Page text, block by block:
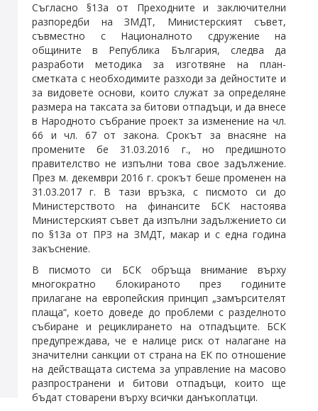
Съгласно §13а от Преходните и заключителни
разпоредби на ЗМДТ, Министерският съвет,
съвместно с Националното сдружение на
общините в Република България, следва да
разработи методика за изготвяне на план-
сметката с необходимите разходи за дейностите и
за видовете основи, които служат за определяне
размера на таксата за битови отпадъци, и да внесе
в Народното събрание проект за изменение на чл.
66 и чл. 67 от закона. Срокът за внасяне на
промените бе 31.03.2016 г., но предишното
правителство не изпълни това свое задължение.
През м. декември 2016 г. срокът беше променен на
31.03.2017 г. В тази връзка, с писмото си до
Министерството на финансите БСК настоява
Министерският съвет да изпълни задължението си
по §13а от ПРЗ на ЗМДТ, макар и с една година
закъснение.
В писмото си БСК обръща внимание върху
многократно блокираното през годините
прилагане на европейския принцип „замърсителят
плаща“, което доведе до проблеми с разделното
събиране и рециклирането на отпадъците. БСК
предупреждава, че е налице риск от налагане на
значителни санкции от страна на ЕК по отношение
на действащата система за управление на масово
разпространени и битови отпадъци, които ще
бъдат стоварени върху всички данъкоплатци.